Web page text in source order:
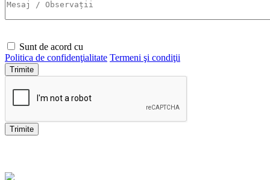
Sunt de acord cu
Politica de confidenţialitate Termeni şi condiţii
Trimite
Trimite